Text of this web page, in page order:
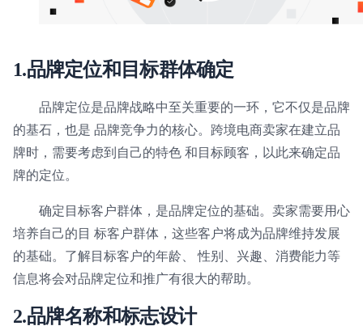
1.品牌定位和目标群体确定
品牌定位是品牌战略中至关重要的一环，它不仅是品牌
的基石，也是 品牌竞争力的核心。跨境电商卖家在建立品
牌时，需要考虑到自己的特色 和目标顾客，以此来确定品
牌的定位。
确定目标客户群体，是品牌定位的基础。卖家需要用心
培养自己的目 标客户群体，这些客户将成为品牌维持发展
的基础。了解目标客户的年龄、 性别、兴趣、消费能力等
信息将会对品牌定位和推广有很大的帮助。
2.品牌名称和标志设计